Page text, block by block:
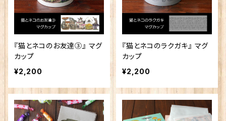
『猫とネコのお友達③』 マグ
カップ
¥2,200
『猫とネコのラクガキ』 マグ
カップ
¥2,200